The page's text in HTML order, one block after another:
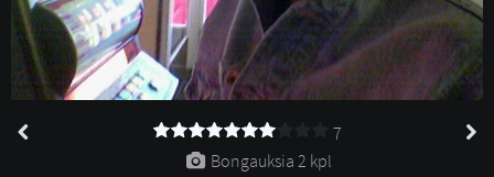
7
Bongauksia 2 kpl